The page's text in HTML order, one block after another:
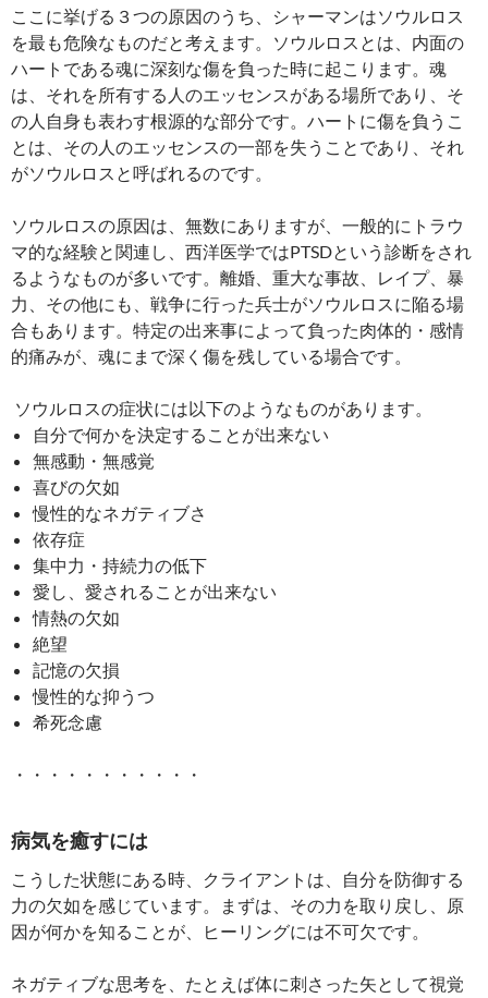
ここに挙げる３つの原因のうち、シャーマンはソウルロス
を最も危険なものだと考えます。ソウルロスとは、内面の
ハートである魂に深刻な傷を負った時に起こります。魂
は、それを所有する人のエッセンスがある場所であり、そ
の人自身も表わす根源的な部分です。ハートに傷を負うこ
とは、その人のエッセンスの一部を失うことであり、それ
がソウルロスと呼ばれるのです。
ソウルロスの原因は、無数にありますが、一般的にトラウ
マ的な経験と関連し、西洋医学ではPTSDという診断をされ
るようなものが多いです。離婚、重大な事故、レイプ、暴
力、その他にも、戦争に行った兵士がソウルロスに陥る場
合もあります。特定の出来事によって負った肉体的・感情
的痛みが、魂にまで深く傷を残している場合です。
ソウルロスの症状には以下のようなものがあります。
自分で何かを決定することが出来ない
無感動・無感覚
喜びの欠如
慢性的なネガティブさ
依存症
集中力・持続力の低下
愛し、愛されることが出来ない
情熱の欠如
絶望
記憶の欠損
慢性的な抑うつ
希死念慮
・・・・・・・・・・・
病気を癒すには
こうした状態にある時、クライアントは、自分を防御する
力の欠如を感じています。まずは、その力を取り戻し、原
因が何かを知ることが、ヒーリングには不可欠です。
ネガティブな思考を、たとえば体に刺さった矢として視覚